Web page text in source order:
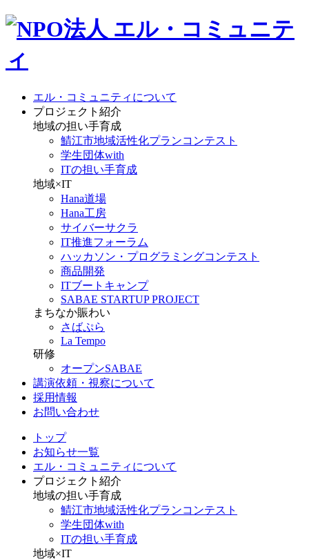
エル・コミュニティについて
プロジェクト紹介
地域の担い手育成
鯖江市地域活性化プランコンテスト
学生団体with
ITの担い手育成
地域×IT
Hana道場
Hana工房
サイバーサクラ
IT推進フォーラム
ハッカソン・プログラミングコンテスト
商品開発
ITブートキャンプ
SABAE STARTUP PROJECT
まちなか賑わい
さばぷら
La Tempo
研修
オープンSABAE
講演依頼・視察について
採用情報
お問い合わせ
トップ
お知らせ一覧
エル・コミュニティについて
プロジェクト紹介
地域の担い手育成
鯖江市地域活性化プランコンテスト
学生団体with
ITの担い手育成
地域×IT